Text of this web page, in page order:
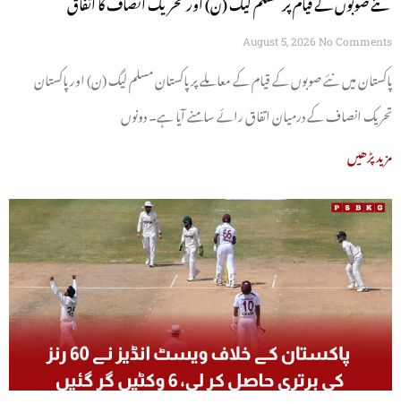
August 5, 2026 No Comments
پاکستان میں نئے صوبوں کے قیام کے معاملے پر پاکستان مسلم لیگ (ن) اور پاکستان
تحریک انصاف کے درمیان اتفاق رائے سامنے آیا ہے۔ دونوں
مزید پڑھیں